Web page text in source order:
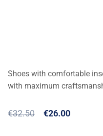
Shoes with comfortable
with maximum
€32.50 €26.00